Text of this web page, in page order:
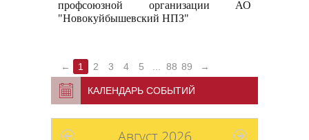
профсоюзной организации АО
"Новокуйбышевский НПЗ"
← 1 2 3 4 5 88 89 →
КАЛЕНДАРЬ СОБЫТИЙ